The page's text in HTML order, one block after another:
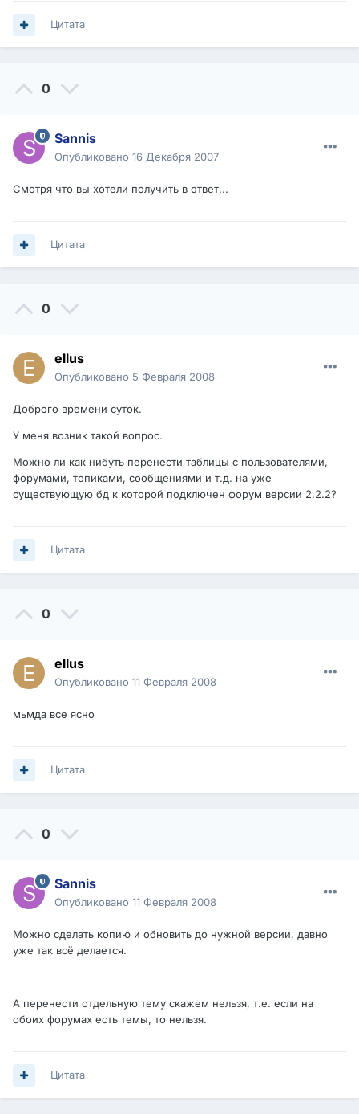
Цитата
0
Sannis
Опубликовано 16 Декабря 2007
Смотря что вы хотели получить в ответ...
Цитата
0
ellus
Опубликовано 5 Февраля 2008
Доброго времени суток.
У меня возник такой вопрос.
Можно ли как нибуть перенести таблицы с пользователями,
форумами, топиками, сообщениями и т.д. на уже
существующую бд к которой подключен форум версии 2.2.2?
Цитата
0
ellus
Опубликовано 11 Февраля 2008
мьмда все ясно
Цитата
0
Sannis
Опубликовано 11 Февраля 2008
Можно сделать копию и обновить до нужной версии, давно
уже так всё делается.
А перенести отдельную тему скажем нельзя, т.е. если на
обоих форумах есть темы, то нельзя.
Цитата